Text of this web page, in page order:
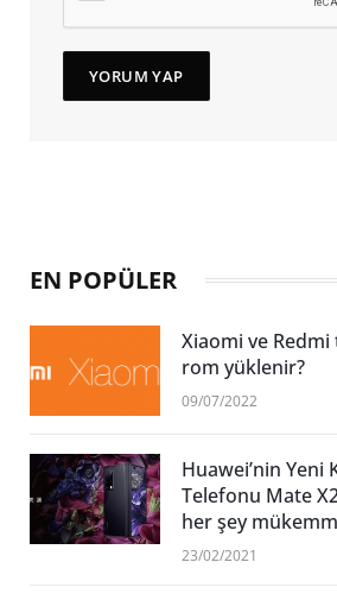
EN POPÜLER
Xiaomi ve
rom yüklenir?
09/07/2022
Huawei’nin Yeni
Telefonu Mate
her şey
23/02/2021